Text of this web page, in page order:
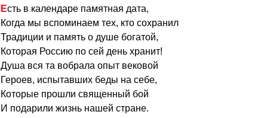
Есть в календаре памятная дата,
Когда мы вспоминаем тех, кто сохранил
Традиции и память о душе богатой,
Которая Россию по сей день хранит!
Душа вся та вобрала опыт вековой
Героев, испытавших беды на себе,
Которые прошли священный бой
И подарили жизнь нашей стране.